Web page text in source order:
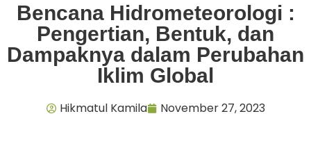
Bencana Hidrometeorologi :
Pengertian, Bentuk, dan
Dampaknya dalam Perubahan
Iklim Global
Hikmatul Kamila November 27, 2023